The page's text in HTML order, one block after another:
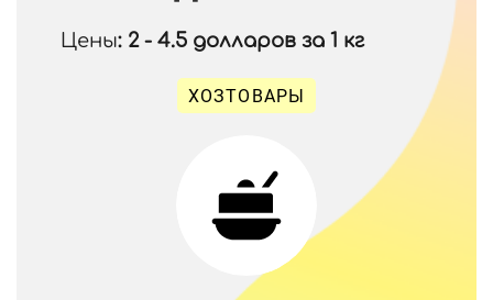
Цены: 2 - 4.5 долларов за 1 кг
ХОЗТОВАРЫ